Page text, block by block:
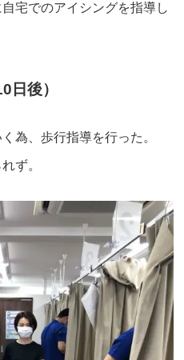
宅でのアイシングを指導し
日後）
為、歩行指導を行った。
ず。